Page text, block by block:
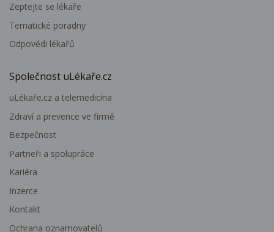
Zeptejte se lékaře
Tematické poradny
Odpovědi lékařů
Společnost uLékaře.cz
uLékaře.cz a telemedicína
Zdraví a prevence ve firmě
Bezpečnost
Partneři a spolupráce
Kariéra
Inzerce
Kontakt
Ochrana oznamovatelů